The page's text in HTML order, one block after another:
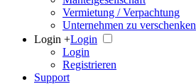
Vermietung / Verpachtung
Unternehmen zu verschenken
Login +Login
Login
Registrieren
Support